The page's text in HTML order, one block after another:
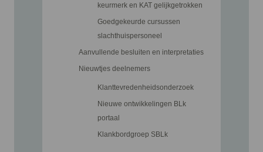
keurmerk en KAT gelijkgetrokken
Goedgekeurde cursussen
slachthuispersoneel
Aanvullende besluiten en interpretaties
Nieuwtjes deelnemers
Klanttevredenheidsonderzoek
Nieuwe ontwikkelingen BLk
portaal
Klankbordgroep SBLk